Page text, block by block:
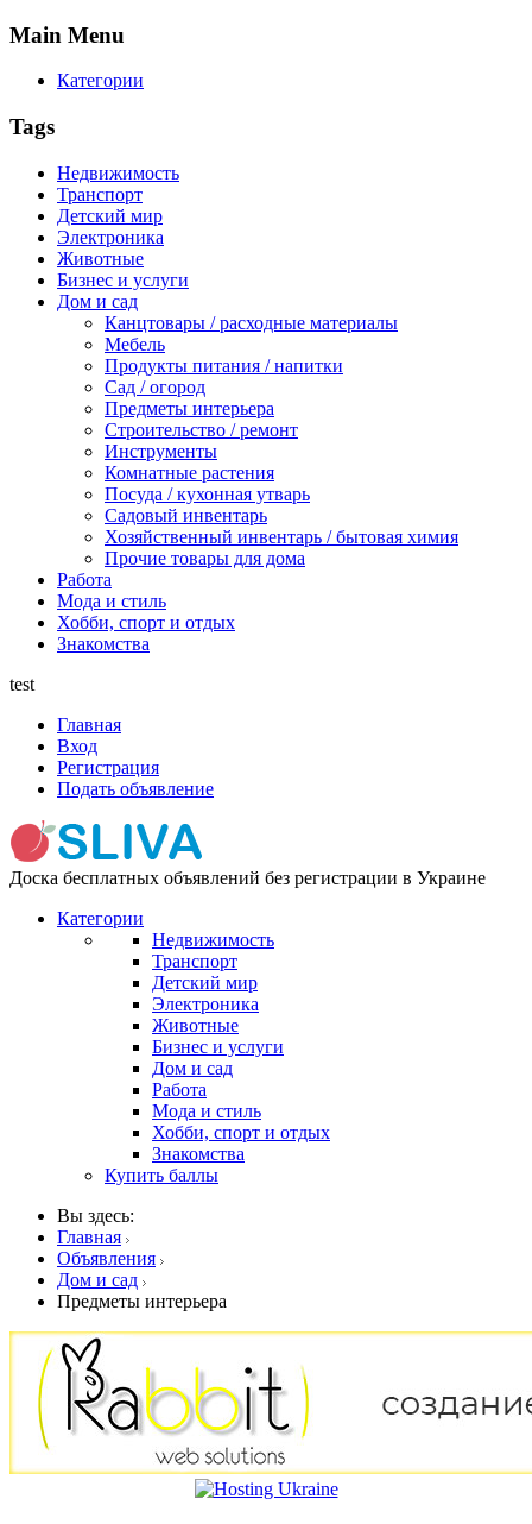
Main Menu
Категории
Tags
Недвижимость
Транспорт
Детский мир
Электроника
Животные
Бизнес и услуги
Дом и сад
Канцтовары / расходные материалы
Мебель
Продукты питания / напитки
Сад / огород
Предметы интерьера
Строительство / ремонт
Инструменты
Комнатные растения
Посуда / кухонная утварь
Садовый инвентарь
Хозяйственный инвентарь / бытовая химия
Прочие товары для дома
Работа
Мода и стиль
Хобби, спорт и отдых
Знакомства
test
Главная
Вход
Регистрация
Подать объявление
Доска бесплатных объявлений без регистрации в Украине
Категории
Недвижимость
Транспорт
Детский мир
Электроника
Животные
Бизнес и услуги
Дом и сад
Работа
Мода и стиль
Хобби, спорт и отдых
Знакомства
Купить баллы
Вы здесь:
Главная
Объявления
Дом и сад
Предметы интерьера